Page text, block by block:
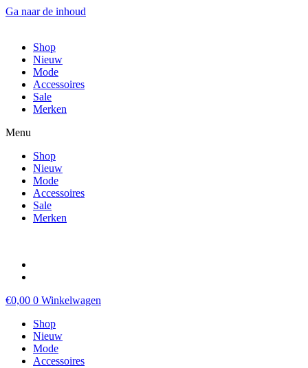
Ga naar de inhoud
Shop
Nieuw
Mode
Accessoires
Sale
Merken
Menu
Shop
Nieuw
Mode
Accessoires
Sale
Merken
€0,00 0 Winkelwagen
Shop
Nieuw
Mode
Accessoires